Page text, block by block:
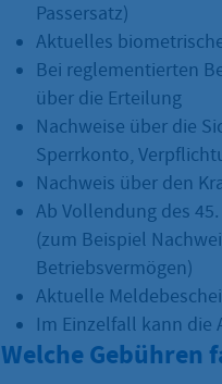
Passersatz)
Aktuelles
Bei reglementierten
über die Erteilung
Nachweise über die
Sperrkonto,
Nachweis über den
Ab Vollendung des
(zum Beispiel
Betriebsvermögen)
Aktuelle
Im Einzelfall kann die
Welche Gebühren